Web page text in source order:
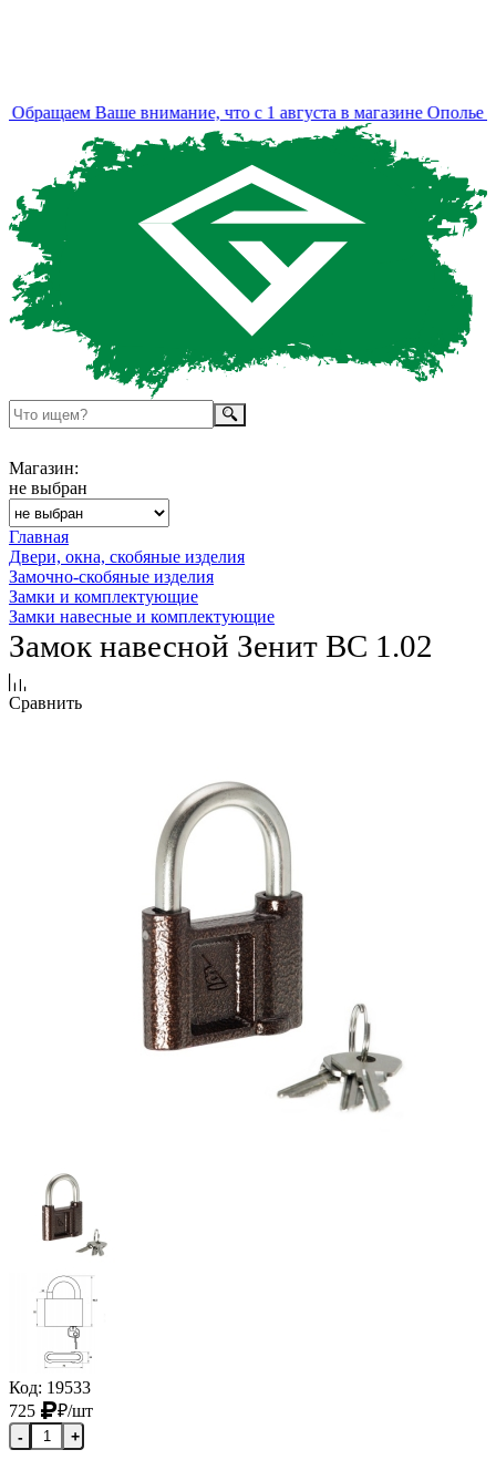
Ваше внимание, что с 1 августа в магазине Ополье
Магазин:
не выбран
Главная
Двери, окна, скобяные изделия
Замочно-скобяные изделия
Замки и комплектующие
Замки навесные и комплектующие
Замок навесной Зенит ВС 1.02
Сравнить
Код: 19533
725
₽/шт
- +